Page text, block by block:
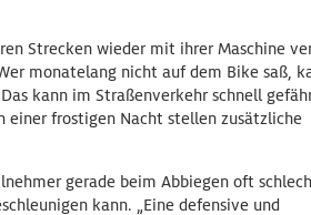
Strecken wieder mit ihrer Maschine
monatelang nicht auf dem Bike saß,
kann im Straßenverkehr schnell
einer frostigen Nacht stellen zusätzliche
gerade beim Abbiegen oft
kann. „Eine defensive und